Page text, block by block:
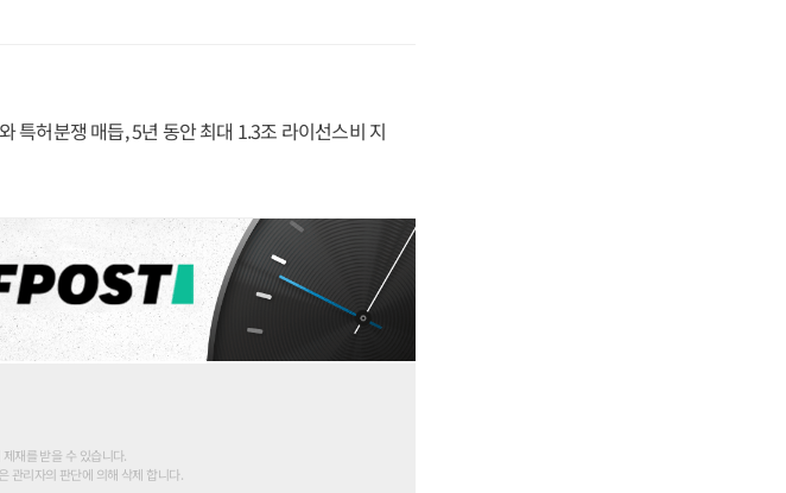
특허분쟁 매듭, 5년 동안 최대 1.3조 라이선스비 지
재를 받을 수 있습니다.
관리자의 판단에 의해 삭제 합니다.